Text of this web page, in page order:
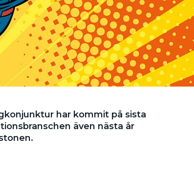
har kommit på sista
även nästa år